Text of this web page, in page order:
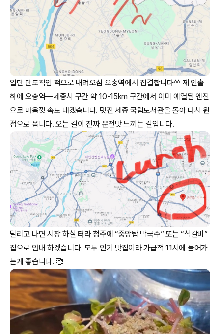
일단 단도직입 적으로 내려오심 오송역에서 집결합니다^^ 제 인솔
하에 오송역—세종시 구간 약 10-15km 구간에서 이미 예열된 엔진
으로 마음껏 속도 내겠습니다. 멋진 세종 국립도서관을 돌아 다시 원
점으로 옵니다. 오는 길이 진짜 운전맛 느끼는 길입니다.
달리고 나면 시장 하실 터라 청주에 “중앙탑 막국수” 또는 “석갈비”
집으로 안내 하겠습니다. 모두 인기 맛집이라 가급적 11시에 들어가
는게 좋습니다. 🥰